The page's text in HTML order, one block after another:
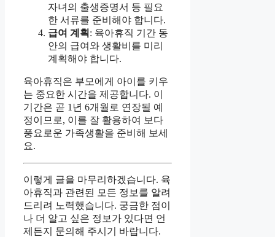
자녀의 출생증명서 등 필요
한 서류를 준비해야 합니다.
급여 계획 : 육아휴직 기간 동
안의 급여와 생활비를 미리
계획해야 합니다.
육아휴직은 부모에게 아이를 키우
는 중요한 시간을 제공합니다. 이
기간은 곧 1년 6개월로 연장될 예
정이므로, 이를 잘 활용하여 보다
풍요로운 가족생활을 준비해 보세
요.
이렇게 글을 마무리하겠습니다. 육
아휴직과 관련된 모든 정보를 알려
드리려 노력했습니다. 궁금한 점이
나 더 알고 싶은 정보가 있다면 언
제든지 문의해 주시기 바랍니다.